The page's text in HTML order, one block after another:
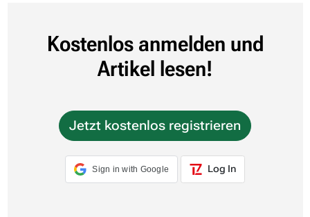
Kostenlos anmelden und
Artikel lesen!
Jetzt kostenlos registrieren
Sign in with Google Log In